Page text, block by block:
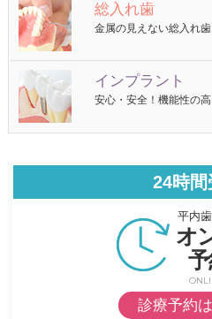
総入れ歯
金属の見えない総入れ歯
インプラント
安心・安全！機能性の
24時間
平内
オ
診療予約